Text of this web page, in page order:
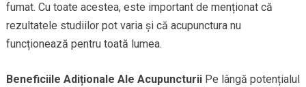
fumat. Cu toate acestea, este important de menționat că
rezultatele studiilor pot varia și că acupunctura nu
funcționează pentru toată lumea.
Beneficiile Adiționale Ale AcupuncturiiPe lângă potențialul